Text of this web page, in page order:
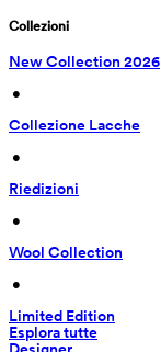
Collezioni
New Collection 2026
•
Collezione Lacche
•
Riedizioni
•
Wool Collection
•
Limited Edition
Esplora tutte